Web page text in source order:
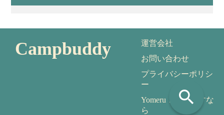
search
Campbuddy
運営会社
お問い合わせ
プライバシーポリシ
ー
Yomeru：本を探すな
ら